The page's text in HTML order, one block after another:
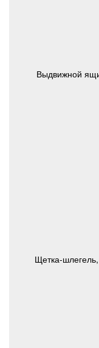
Выдвижной
Щетка-